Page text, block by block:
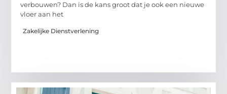
verbouwen? Dan is de kans groot dat je ook een nieuwe
vloer aan het
Zakelijke Dienstverlening